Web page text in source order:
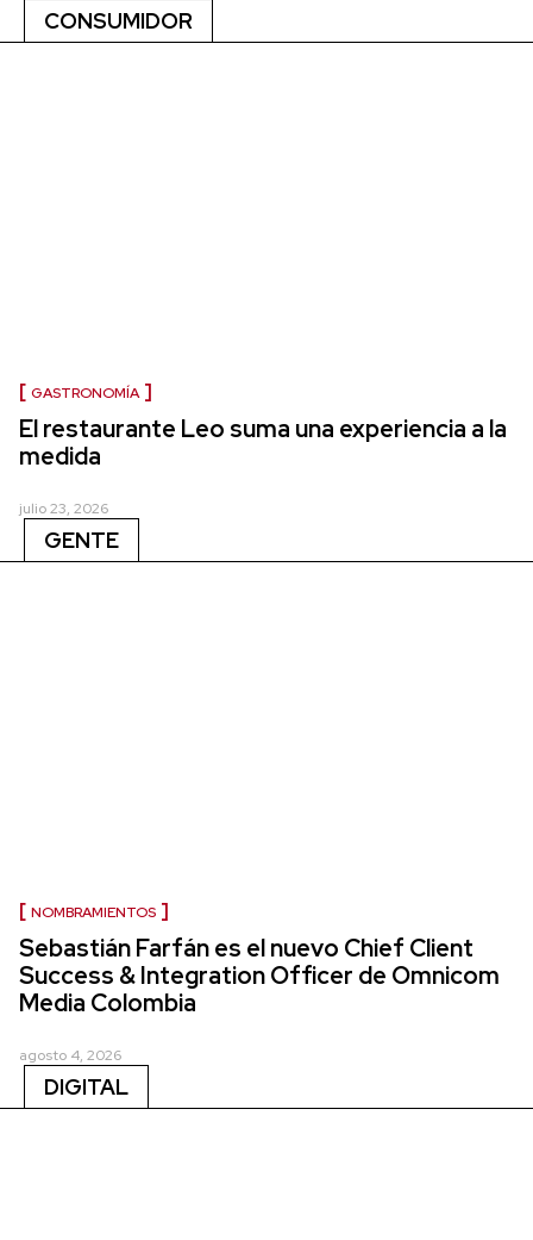
CONSUMIDOR
GASTRONOMÍA
El restaurante Leo suma una experiencia a la
medida
julio 23, 2026
GENTE
NOMBRAMIENTOS
Sebastián Farfán es el nuevo Chief Client
Success & Integration Officer de Omnicom
Media Colombia
agosto 4, 2026
DIGITAL